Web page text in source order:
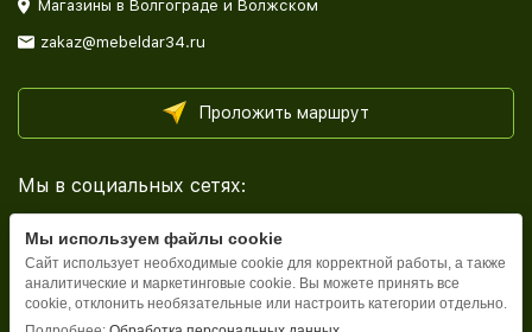
Магазины в Волгограде и Волжском
zakaz@mebeldar34.ru
Проложить маршрут
Мы в социальных сетях:
Каталог
Мы используем файлы cookie
Сайт использует необходимые cookie для корректной работы, а также
аналитические и маркетинговые cookie. Вы можете принять все
cookie, отклонить необязательные или настроить категории отдельно.